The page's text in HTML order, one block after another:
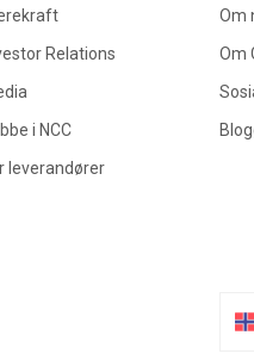
Relations
i NCC
leverandører
Om
Om